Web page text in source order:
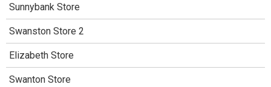
Sunnybank Store
Swanston Store 2
Elizabeth Store
Swanton Store